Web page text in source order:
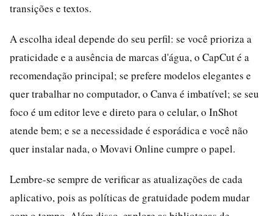
transições e textos.
A escolha ideal depende do seu perfil: se você prioriza a
praticidade e a ausência de marcas d'água, o CapCut é a
recomendação principal; se prefere modelos elegantes e
quer trabalhar no computador, o Canva é imbatível; se seu
foco é um editor leve e direto para o celular, o InShot
atende bem; e se a necessidade é esporádica e você não
quer instalar nada, o Movavi Online cumpre o papel.
Lembre-se sempre de verificar as atualizações de cada
aplicativo, pois as políticas de gratuidade podem mudar